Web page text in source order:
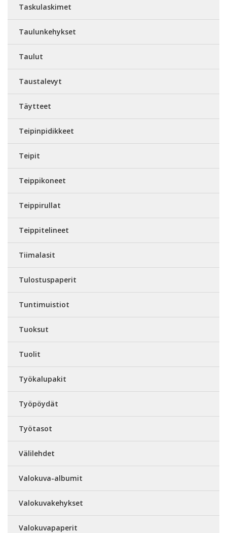
Taskulaskimet
Taulunkehykset
Taulut
Taustalevyt
Täytteet
Teipinpidikkeet
Teipit
Teippikoneet
Teippirullat
Teippitelineet
Tiimalasit
Tulostuspaperit
Tuntimuistiot
Tuoksut
Tuolit
Työkalupakit
Työpöydät
Työtasot
Välilehdet
Valokuva-albumit
Valokuvakehykset
Valokuvapaperit